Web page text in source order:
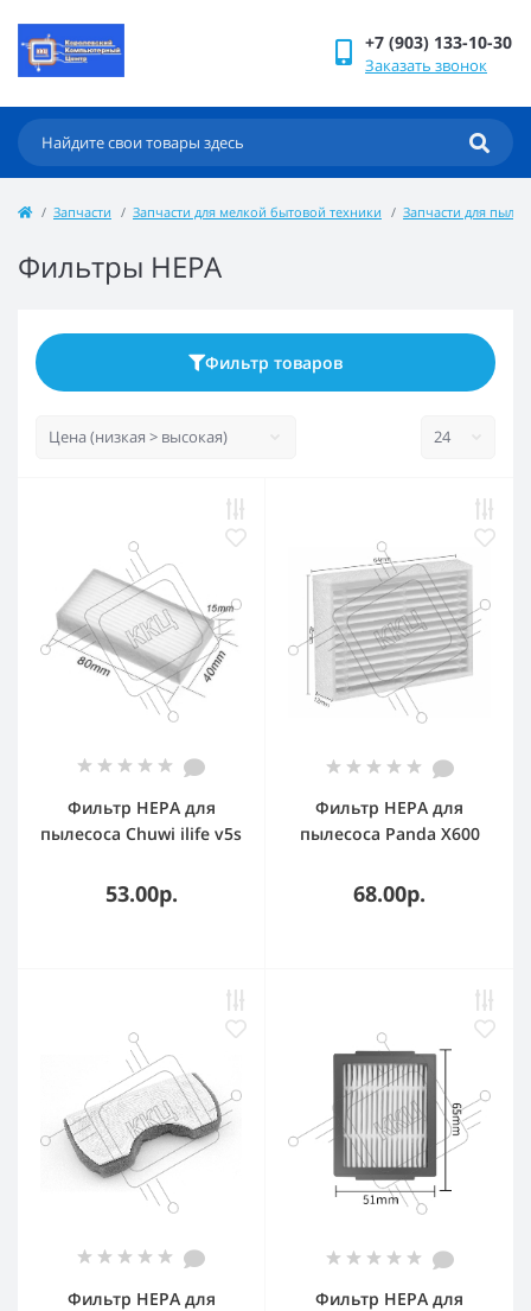
+7 (903) 133-10-30
Заказать звонок
Запчасти Запчасти для мелкой бытовой техники Запчасти для
Фильтры НЕРА
Фильтр товаров
Фильтр HEPA для
пылесоса Chuwi ilife v5s
v3l v5s pro v50
53.00р.
Фильтр HEPA для
пылесоса Panda X600
68.00р.
Фильтр HEPA для
Фильтр HEPA для